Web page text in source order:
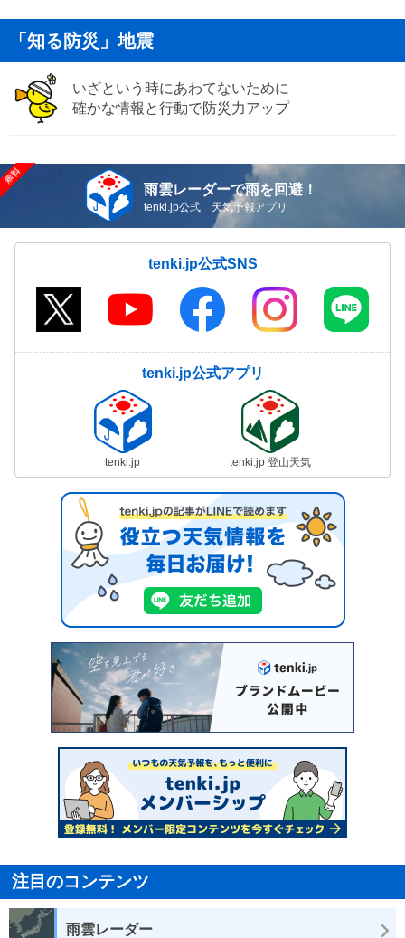
「知る防災」地震
いざという時にあわてないために
確かな情報と行動で防災力アップ
雨雲レーダーで雨を回避！
tenki.jp公式 天気予報アプリ
tenki.jp公式SNS
tenki.jp公式アプリ
tenki.jp tenki.jp 登山天気
注目のコンテンツ
雨雲レーダー